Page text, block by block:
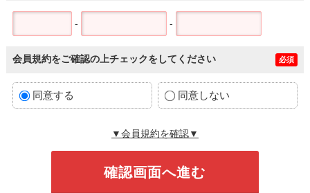
- -
会員規約をご確認の上チェックをしてください 必須
同意する 同意しない
▼会員規約を確認▼